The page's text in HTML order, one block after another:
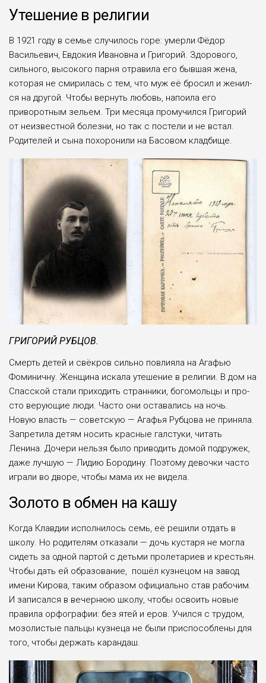
Утешение в религии
В 1921 году в семье случилось горе: умерли Фёдор
Васильевич, Евдо­кия Ивановна и Григо­рий. Здорового,
сильного, высокого парня отравила его бывшая жена,
которая не смирилась с тем, что муж её бросил и женил­
ся на другой. Чтобы вер­нуть любовь, напоила его
приворотным зельем. Три месяца промучился Григо­рий
от неизвестной болез­ни, но так с постели и не встал.
Родителей и сына похоронили на Басовом кладбище.
ГРИГОРИЙ РУБЦОВ.
Смерть детей и свёкров сильно повлияла на Ага­фью
Фоминичну. Женщи­на искала утешение в рели­гии. В дом на
Спасской стали приходить стран­ники, богомольцы и про­
сто верующие люди. Часто они оставались на ночь.
Новую власть — совет­скую — Агафья Рубцо­ва не приняла.
Запрети­ла детям носить красные галстуки, читать
Ленина. Дочери нельзя было при­водить домой подружек,
даже лучшую — Лидию Бородину. Поэтому девоч­ки часто
играли во дворе, чтобы мама их не видела.
Золото в обмен на кашу
Когда Клавдии испол­нилось семь, её решили отдать в
школу. Но роди­телям отказали — дочь кустаря не могла
сидеть за одной партой с детьми пролетариев и крестьян.
Чтобы дать ей образова­ние, пошёл кузнецом на завод
имени Кирова, таким обра­зом официально став рабо­чим.
И записался в вечер­нюю школу, чтобы осво­ить новые
правила орфо­графии: без ятей и еров. Учился с трудом,
мозо­листые пальцы кузнеца не были приспособлены для
того, чтобы держать карандаш.